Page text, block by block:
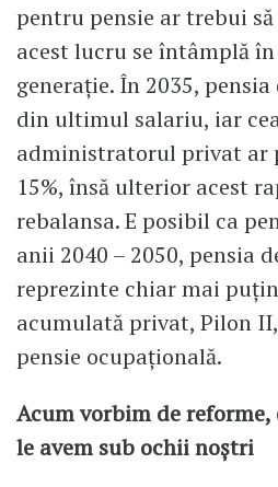
pentru pensie ar trebui
acest lucru se întâmplă
generație. În 2035,
din ultimul salariu, iar
administratorul privat ar
15%, însă ulterior acest
rebalansa. E posibil ca
anii 2040 – 2050, pensia
reprezinte chiar mai
acumulată privat, Pilon
pensie ocupațională.
Acum vorbim de
le avem sub ochii noștri